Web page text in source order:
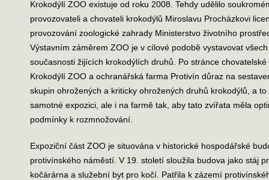
Krokodýlí ZOO existuje od roku 2008. Tehdy udělilo
provozovateli a chovateli krokodýlů Miroslavu Procházkovi
provozování zoologické zahrady Ministerstvo životního
Výstavním záměrem ZOO je v cílové podobě vystavovat
současnosti žijících krokodýlích druhů. Po stránce chovatelské
Krokodýlí ZOO a ochranářská farma Protivín důraz na
skupin ohrožených a kriticky ohrožených druhů krokodýlů, a to
samotné expozici, ale i na farmě tak, aby tato zvířata měla
podmínky k rozmnožování.
Expoziční část ZOO je situována v historické hospodářské
protivínského náměstí. V 19. století sloužila budova jako stáj
kočárárna a služební byt pro kočí. Patřila k zázemí